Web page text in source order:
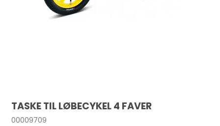
TASKE TIL LØBECYKEL 4 FAVER
00009709